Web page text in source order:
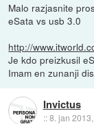
Malo razjasnite
eSata vs usb 3.0
http://
Je kdo preizkusil
Imam en zunanji
Invictus
::8. jan